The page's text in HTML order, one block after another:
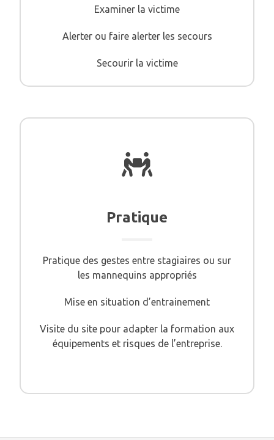
Examiner la victime
Alerter ou faire alerter les secours
Secourir la victime
Pratique
Pratique des gestes entre stagiaires ou sur
les mannequins appropriés
Mise en situation d’entrainement
Visite du site pour adapter la formation aux
équipements et risques de l’entreprise.